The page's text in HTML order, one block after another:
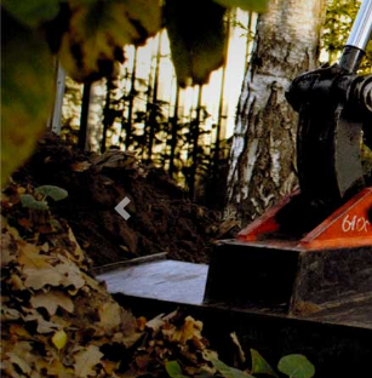
Previous